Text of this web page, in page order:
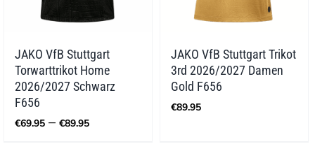
JAKO VfB Stuttgart
Torwarttrikot Home
2026/2027 Schwarz
F656
€69.95 – €89.95Preisspanne:
JAKO VfB Stuttgart Trikot
3rd 2026/2027 Damen
Gold F656
€89.95